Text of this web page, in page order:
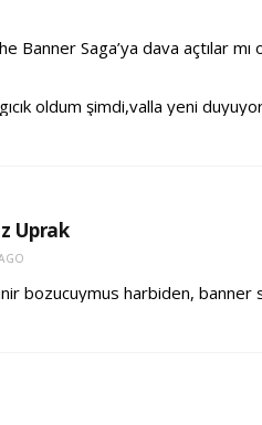
Banner Saga’ya dava açtılar mı
oldum şimdi,valla yeni
Uprak
bozucuymus harbiden, banner